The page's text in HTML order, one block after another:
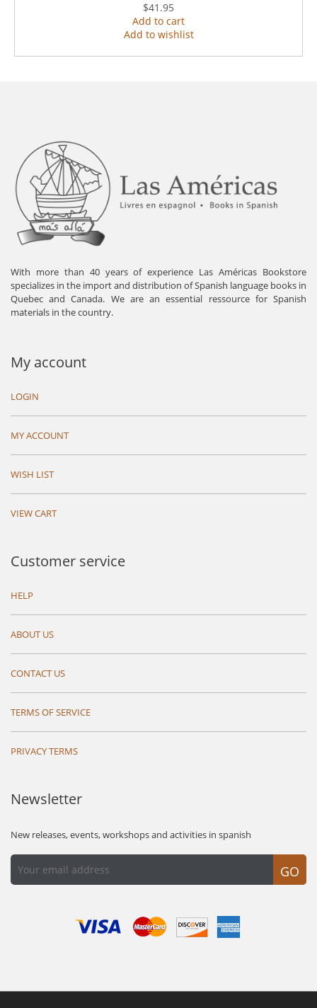
$41.95
Add to cart
Add to wishlist
With more than 40 years of experience Las Américas Bookstore
specializes in the import and distribution of Spanish language books in
Quebec and Canada. We are an essential ressource for Spanish
materials in the country.
My account
LOGIN
MY ACCOUNT
WISH LIST
VIEW CART
Customer service
HELP
ABOUT US
CONTACT US
TERMS OF SERVICE
PRIVACY TERMS
Newsletter
New releases, events, workshops and activities in spanish
GO